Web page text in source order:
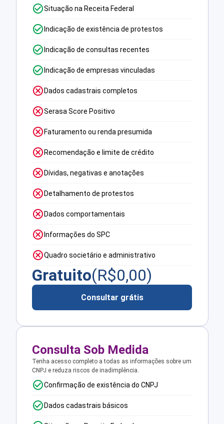
Situação na Receita Federal
Indicação de existência de protestos
Indicação de consultas recentes
Indicação de empresas vinculadas
Dados cadastrais completos
Serasa Score Positivo
Faturamento ou renda presumida
Recomendação e limite de crédito
Dívidas, negativas e anotações
Detalhamento de protestos
Dados comportamentais
Informações do SPC
Quadro societário e administrativo
Gratuito(R$0,00)
Consultar grátis
Consulta Sob Medida
Tenha acesso completo a todas as informações sobre um
CNPJ e reduza riscos de inadimplência.
Confirmação de existência do CNPJ
Dados cadastrais básicos